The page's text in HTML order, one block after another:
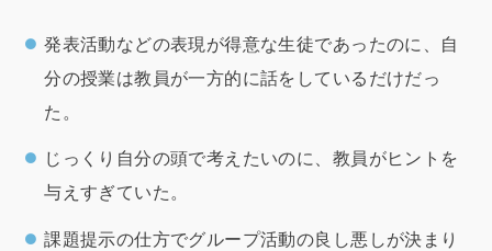
発表活動などの表現が得意な生徒であったのに、自
分の授業は教員が一方的に話をしているだけだっ
た。
じっくり自分の頭で考えたいのに、教員がヒントを
与えすぎていた。
課題提示の仕方でグループ活動の良し悪しが決まり